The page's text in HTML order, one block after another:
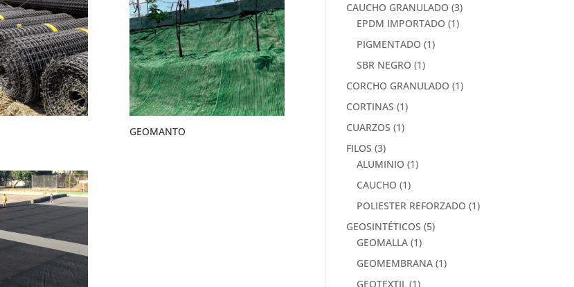
GEOMANTO
CAUCHO GRANULADO (3)
EPDM IMPORTADO (1)
PIGMENTADO (1)
SBR NEGRO (1)
CORCHO GRANULADO (1)
CORTINAS (1)
CUARZOS (1)
FILOS (3)
ALUMINIO (1)
CAUCHO (1)
POLIESTER REFORZADO (1)
GEOSINTÉTICOS (5)
GEOMALLA (1)
GEOMEMBRANA (1)
GEOTEXTIL (1)